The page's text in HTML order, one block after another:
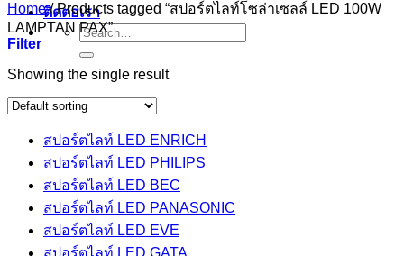
ติดต่อเรา
Search
for:
Home /Products tagged “สปอร์ตไลท์โซล่าเซลล์ LED 100W
LAMPTAN PAX”
Filter
Showing the single result
สปอร์ตไลท์ LED ENRICH
สปอร์ตไลท์ LED PHILIPS
สปอร์ตไลท์ LED BEC
สปอร์ตไลท์ LED PANASONIC
สปอร์ตไลท์ LED EVE
สปอร์ตไลท์ LED GATA